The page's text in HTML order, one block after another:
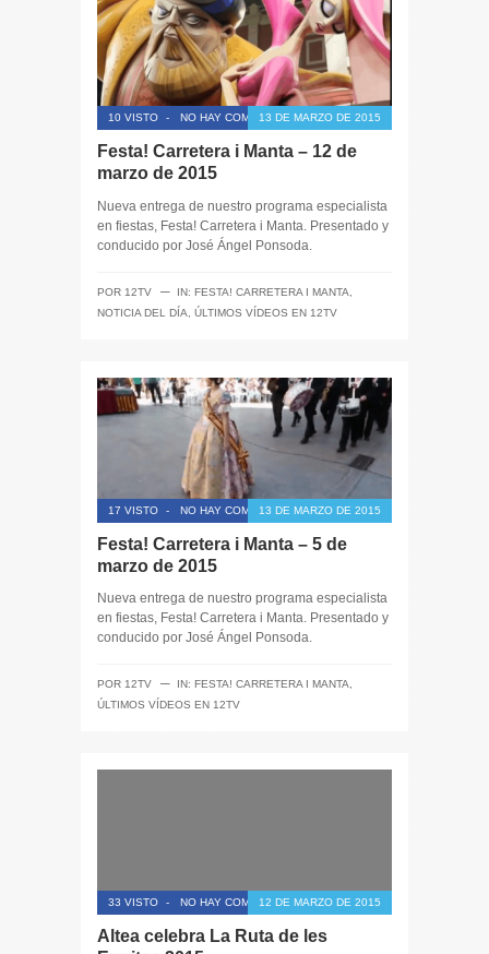
10 VISTO - NO HAY COMENTARIOS13 DE MARZO DE 2015
Festa! Carretera i Manta – 12 de
marzo de 2015
Nueva entrega de nuestro programa especialista
en fiestas, Festa! Carretera i Manta. Presentado y
conducido por José Ángel Ponsoda.
POR 12TV ─ IN: FESTA! CARRETERA I MANTA
NOTICIA DEL DÍA
ÚLTIMOS VÍDEOS EN 12TV
17 VISTO - NO HAY COMENTARIOS13 DE MARZO DE 2015
Festa! Carretera i Manta – 5 de
marzo de 2015
Nueva entrega de nuestro programa especialista
en fiestas, Festa! Carretera i Manta. Presentado y
conducido por José Ángel Ponsoda.
POR 12TV ─ IN: FESTA! CARRETERA I MANTA
ÚLTIMOS VÍDEOS EN 12TV
33 VISTO - NO HAY COMENTARIOS12 DE MARZO DE 2015
Altea celebra La Ruta de les